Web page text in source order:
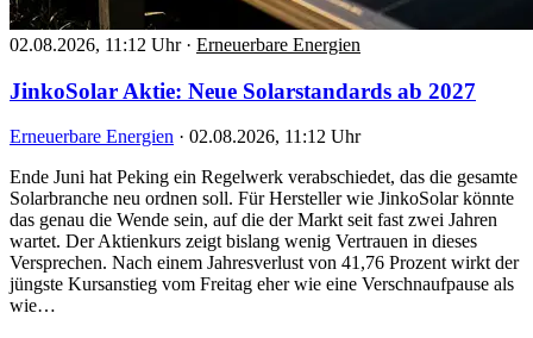
02.08.2026, 11:12 Uhr · Erneuerbare Energien
JinkoSolar Aktie: Neue Solarstandards ab 2027
Erneuerbare Energien · 02.08.2026, 11:12 Uhr
Ende Juni hat Peking ein Regelwerk verabschiedet, das die gesamte
Solarbranche neu ordnen soll. Für Hersteller wie JinkoSolar könnte
das genau die Wende sein, auf die der Markt seit fast zwei Jahren
wartet. Der Aktienkurs zeigt bislang wenig Vertrauen in dieses
Versprechen. Nach einem Jahresverlust von 41,76 Prozent wirkt der
jüngste Kursanstieg vom Freitag eher wie eine Verschnaufpause als
wie…